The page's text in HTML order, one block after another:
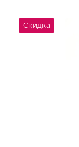
Скидка